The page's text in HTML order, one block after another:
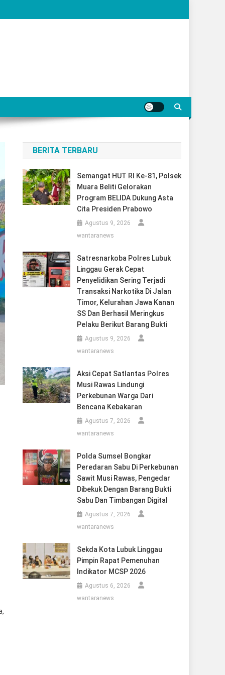
BERITA TERBARU
Semangat HUT RI Ke-81, Polsek
Muara Beliti Gelorakan
Program BELIDA Dukung Asta
Cita Presiden Prabowo
Agustus 9, 2026
wantaranews
Satresnarkoba Polres Lubuk
Linggau Gerak Cepat
Penyelidikan Sering Terjadi
Transaksi Narkotika Di Jalan
Timor, Kelurahan Jawa Kanan
SS Dan Berhasil Meringkus
Pelaku Berikut Barang Bukti
Agustus 9, 2026
wantaranews
Aksi Cepat Satlantas Polres
Musi Rawas Lindungi
Perkebunan Warga Dari
Bencana Kebakaran
Agustus 7, 2026
wantaranews
Polda Sumsel Bongkar
Peredaran Sabu Di Perkebunan
Sawit Musi Rawas, Pengedar
Dibekuk Dengan Barang Bukti
Sabu Dan Timbangan Digital
Agustus 7, 2026
wantaranews
Sekda Kota Lubuk Linggau
Pimpin Rapat Pemenuhan
Indikator MCSP 2026
Agustus 6, 2026
wantaranews